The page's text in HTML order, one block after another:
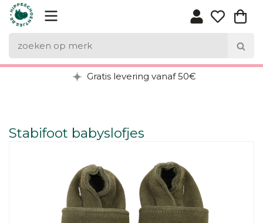
Gratis levering vanaf 50€
Stabifoot babyslofjes